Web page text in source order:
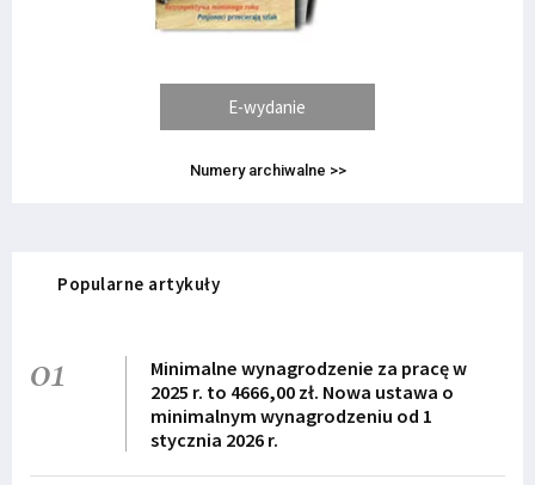
E-wydanie
Numery archiwalne >>
Popularne artykuły
01
Minimalne wynagrodzenie za pracę w
2025 r. to 4666,00 zł. Nowa ustawa o
minimalnym wynagrodzeniu od 1
stycznia 2026 r.